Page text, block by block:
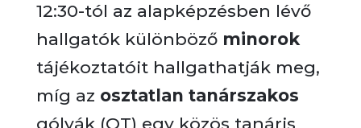
12:30-tól az alapképzésben lévő
hallgatók különböző minorok
tájékoztatóit hallgathatják meg,
míg az osztatlan tanárszakos
gólyák (OT) egy közös tanáris